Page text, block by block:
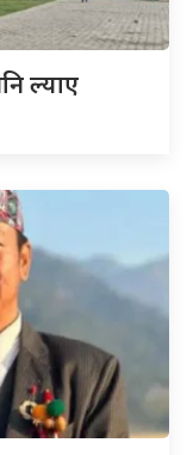
ल्याए